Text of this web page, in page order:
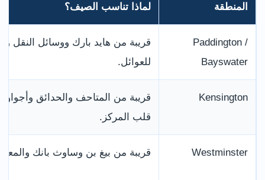
المنطقة لماذا تناسب الصيف؟
Paddington /
Bayswater
قريبة من هايد بارك ووسائل النقل
للعوائل.
Kensington
قريبة من المتاحف والحدائق
قلب المركز.
Westminster قريبة من بيغ بن وساوث بانك